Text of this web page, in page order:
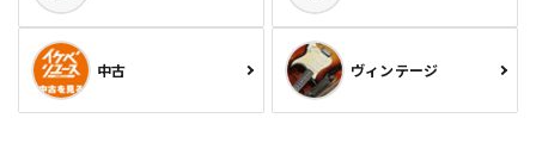
中古 ヴィンテージ